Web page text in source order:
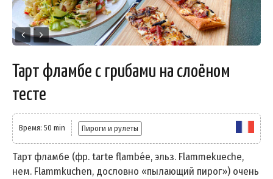
Тарт фламбе с грибами на слоёном
тесте
Время: 50 min Пироги и рулеты
Тарт фламбе (фр. tarte flambée, эльз. Flammekueche,
нем. Flammkuchen, дословно «пылающий пирог») очень